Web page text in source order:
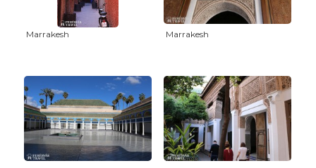
Marrakesh Marrakesh